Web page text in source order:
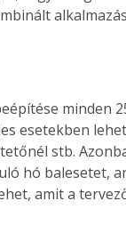
minden
esetekben
stb.
hó balesetet,
amit a